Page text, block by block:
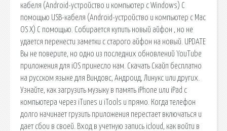
кабеля (Android-устройство и компьютер с Windows) С
помощью USB-кабеля (Android-устройство и компьютер с Mac
OS X) С помощью. Собирается купить новый айфон , но не
удается перенести заметки с старого айфон на новый. UPDATE
Вы не поверите, но одно из последних обновлений YouTube
приложения для iOS принесло нам. Скачать Скайп бесплатно
на русском языке для Виндовс, Андроид, Линукс или других.
Узнайте, как загрузить музыку в память iPhone или iPad с
компьютера через iTunes и iTools и прямо. Когда телефон
долго начинает грузить приложения перестает включаться и
дает сбои в своей. Вход в учетную запись icloud, как войти в